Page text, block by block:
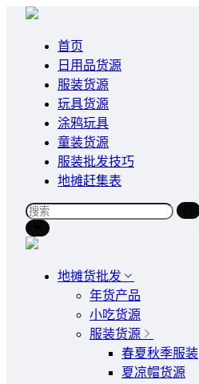
首页
日用品货源
服装货源
玩具货源
涂鸦玩具
童装货源
服装批发技巧
地摊赶集表
地摊货批发
年货产品
小吃货源
服装货源
春夏秋季服装
夏凉帽货源